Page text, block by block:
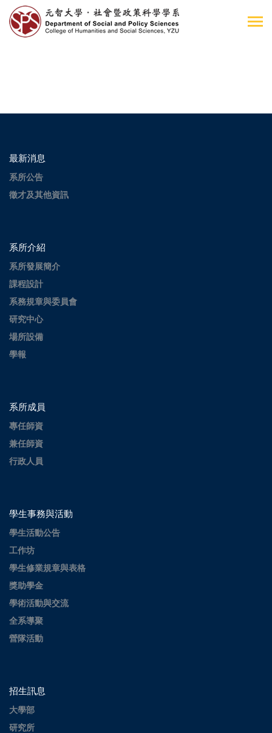
最新消息
系所公告
徵才及其他資訊
系所介紹
系所發展簡介
課程設計
系務規章與委員會
研究中心
場所設備
學報
系所成員
專任師資
兼任師資
行政人員
學生事務與活動
學生活動公告
工作坊
學生修業規章與表格
獎助學金
學術活動與交流
全系導聚
營隊活動
招生訊息
大學部
研究所